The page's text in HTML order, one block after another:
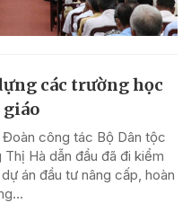
các trường học
giáo
công tác Bộ Dân tộc
Hà dẫn đầu đã đi kiểm
án đầu tư nâng cấp, hoàn